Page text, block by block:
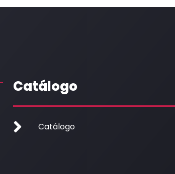
Catálogo
Catálogo